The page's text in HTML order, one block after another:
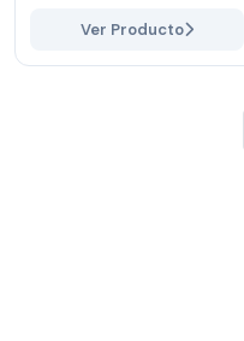
Ver Producto